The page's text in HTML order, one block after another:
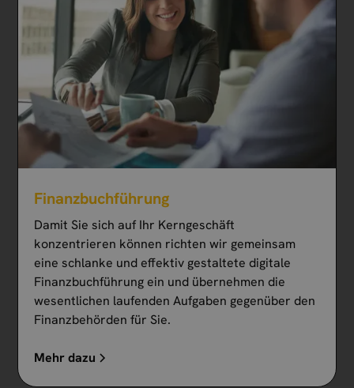
Finanzbuchführung
Damit Sie sich auf Ihr Kerngeschäft
konzentrieren können richten wir gemeinsam
eine schlanke und effektiv gestaltete digitale
Finanzbuchführung ein und übernehmen die
wesentlichen laufenden Aufgaben gegenüber den
Finanzbehörden für Sie.
Mehr dazu